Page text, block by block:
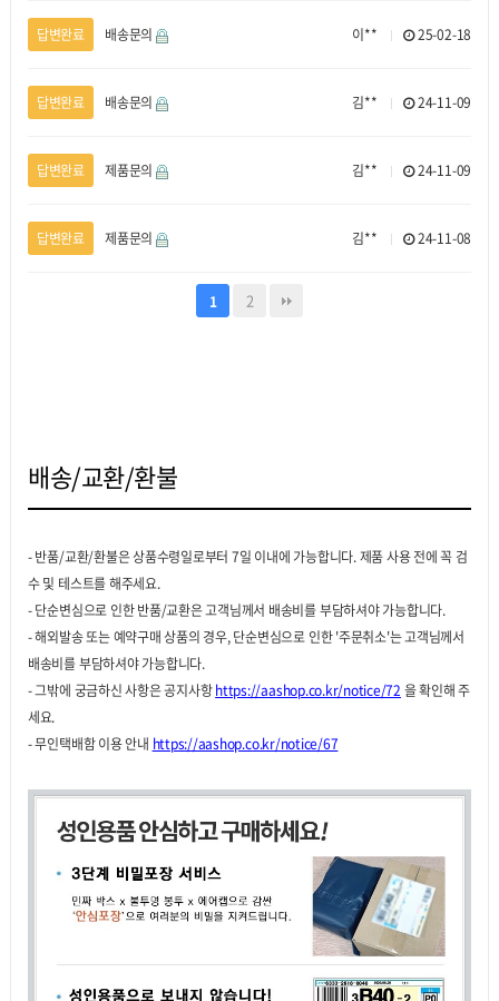
답변완료 배송문의 이** 25-02-18
답변완료 배송문의 김** 24-11-09
답변완료 제품문의 김** 24-11-09
답변완료 제품문의 김** 24-11-08
1 2
배송/교환/환불
- 반품/교환/환불은 상품수령일로부터 7일 이내에 가능합니다. 제품 사용 전에 꼭 검
수 및 테스트를 해주세요.
- 단순변심으로 인한 반품/교환은 고객님께서 배송비를 부담하셔야 가능합니다.
- 해외발송 또는 예약구매 상품의 경우, 단순변심으로 인한 '주문취소'는 고객님께서
배송비를 부담하셔야 가능합니다.
- 그밖에 궁금하신 사항은 공지사항https://aashop.co.kr/notice/72 을 확인해 주
세요.
- 무인택배함 이용 안내 https://aashop.co.kr/notice/67